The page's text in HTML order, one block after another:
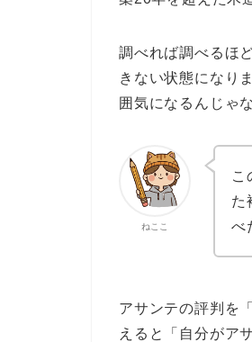
調べれば調べるほ
きない状態になり
囲気になるんじゃ
ねここ
こ
た
べ
アサンテの評判を
えると「自分がア